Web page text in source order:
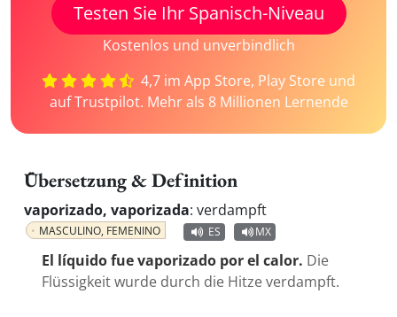
Testen Sie Ihr Spanisch-Niveau
Kostenlos und unverbindlich
4,7 im App Store, Play Store und
auf Trustpilot. Mehr als 8 Millionen Lernende
Übersetzung & Definition
vaporizado, vaporizada: verdampft
MASCULINO, FEMENINO ES MX
El líquido fue vaporizado por el calor. Die
Flüssigkeit wurde durch die Hitze verdampft.